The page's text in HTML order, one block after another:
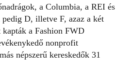
a Columbia, a REI és
D, illetve F, azaz a két
kapták a Fashion FWD
nonprofit
népszerű kereskedők 31